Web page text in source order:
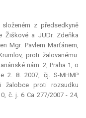
z předsedkyně
Žiškové a JUDr. Zdeňka
Mgr. Pavlem Marťánem,
proti žalovanému:
nám. 2, Praha 1, o
2. 8. 2007, čj. S-MHMP
žalobce proti rozsudku
č. j. 6 Ca 277/2007 - 24,